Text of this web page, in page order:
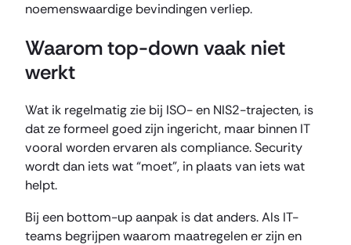
noemenswaardige bevindingen verliep.
Waarom top-down vaak niet
werkt
Wat ik regelmatig zie bij ISO- en NIS2-trajecten, is
dat ze formeel goed zijn ingericht, maar binnen IT
vooral worden ervaren als compliance. Security
wordt dan iets wat “moet”, in plaats van iets wat
helpt.
Bij een bottom-up aanpak is dat anders. Als IT-
teams begrijpen waarom maatregelen er zijn en